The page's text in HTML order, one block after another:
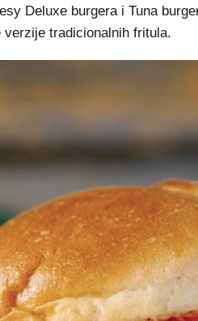
Deluxe burgera i Tuna
verzije tradicionalnih fritula.